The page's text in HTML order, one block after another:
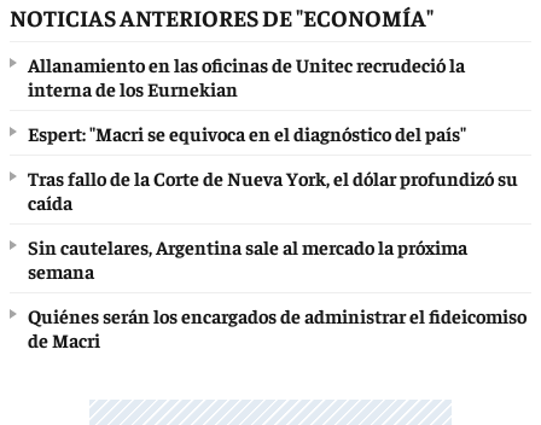
NOTICIAS ANTERIORES DE "ECONOMÍA"
Allanamiento en las oficinas de Unitec recrudeció la
interna de los Eurnekian
Espert: "Macri se equivoca en el diagnóstico del país"
Tras fallo de la Corte de Nueva York, el dólar profundizó su
caída
Sin cautelares, Argentina sale al mercado la próxima
semana
Quiénes serán los encargados de administrar el fideicomiso
de Macri